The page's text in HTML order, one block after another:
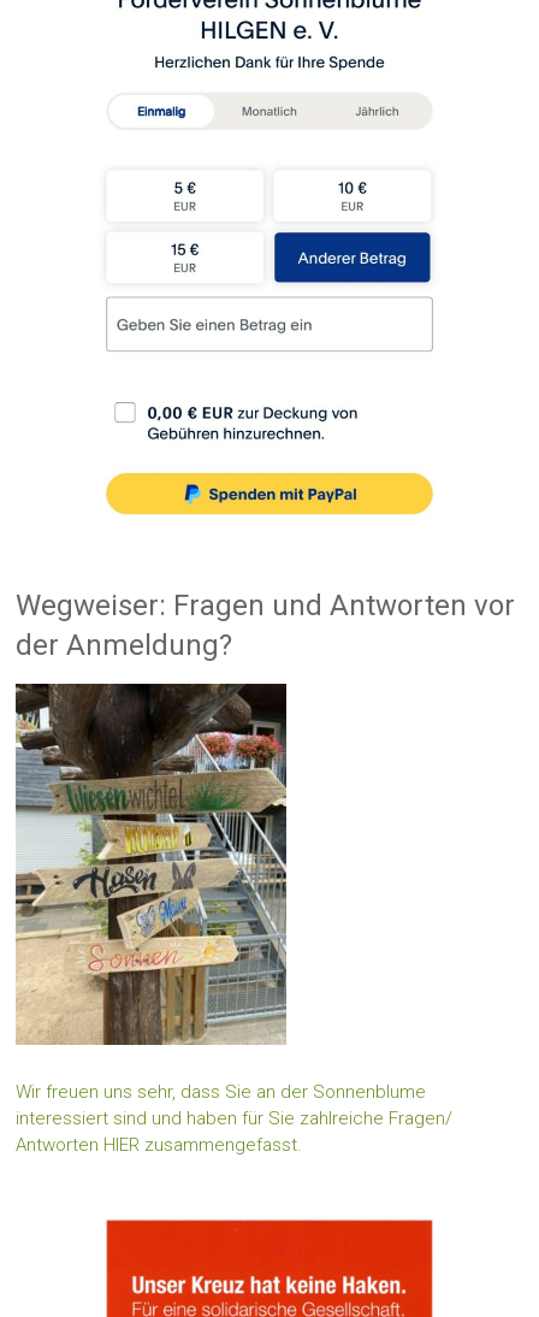
Wegweiser: Fragen und Antworten vor
der Anmeldung?
Wir freuen uns sehr, dass Sie an der Sonnenblume
interessiert sind und haben für Sie zahlreiche Fragen/
Antworten HIER zusammengefasst.